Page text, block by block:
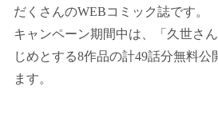
だくさんのWEBコミック誌です。
キャンペーン期間中は、「久世さ
じめとする8作品の計49話分無料公
ます。